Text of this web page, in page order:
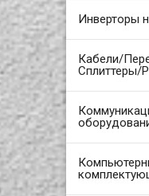
Инверторы
Кабели/
Сплиттеры/